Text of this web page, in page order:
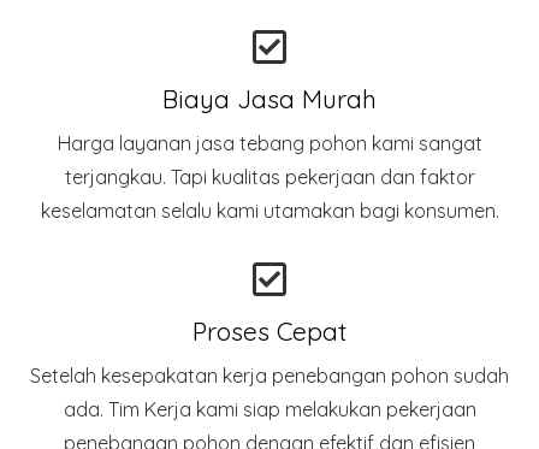
Biaya Jasa Murah
Harga layanan jasa tebang pohon kami sangat
terjangkau. Tapi kualitas pekerjaan dan faktor
keselamatan selalu kami utamakan bagi konsumen.
Proses Cepat
Setelah kesepakatan kerja penebangan pohon sudah
ada. Tim Kerja kami siap melakukan pekerjaan
penebangan pohon dengan efektif dan efisien